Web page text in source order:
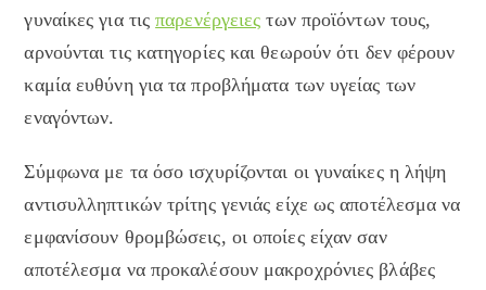
γυναίκες για τιςπαρενέργειες των προϊόντων τους,
αρνούνται τις κατηγορίες και θεωρούν ότι δεν φέρουν
καμία ευθύνη για τα προβλήματα των υγείας των
εναγόντων.
Σύμφωνα με τα όσο ισχυρίζονται οι γυναίκες η λήψη
αντισυλληπτικών τρίτης γενιάς είχε ως αποτέλεσμα να
εμφανίσουν θρομβώσεις, οι οποίες είχαν σαν
αποτέλεσμα να προκαλέσουν μακροχρόνιες βλάβες